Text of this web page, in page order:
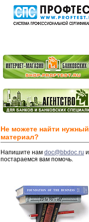
Не можете найти нужный
материал?
Напишите нам doc@bbdoc.ru
постараемся вам помочь.